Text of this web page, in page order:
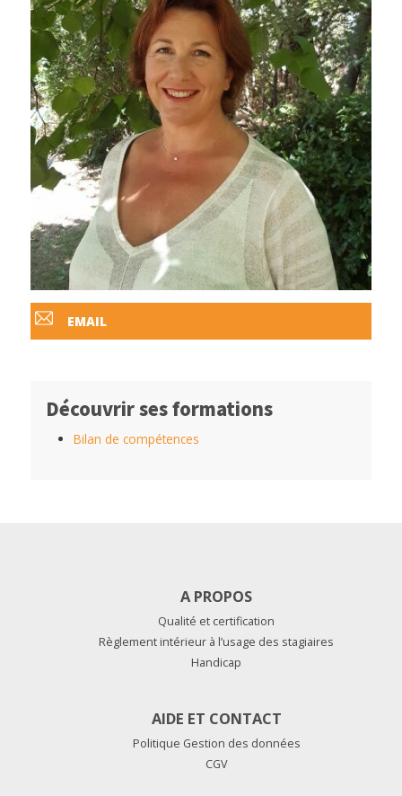
EMAIL
Découvrir ses formations
Bilan de compétences
A PROPOS
Qualité et certification
Règlement intérieur à l’usage des stagiaires
Handicap
AIDE ET CONTACT
Politique Gestion des données
CGV